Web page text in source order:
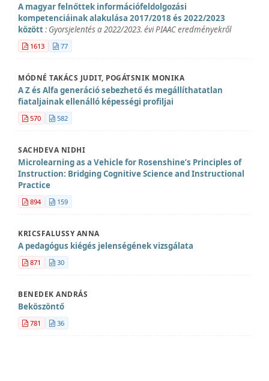
A magyar felnőttek információfeldolgozási
kompetenciáinak alakulása 2017/2018 és 2022/2023
között: Gyorsjelentés a 2022/2023. évi PIAAC eredményekről
1613 77
MÓDNÉ TAKÁCS JUDIT, POGÁTSNIK MONIKA
A Z és Alfa generáció sebezhető és megállíthatatlan
fiataljainak ellenálló képességi profiljai
570 582
SACHDEVA NIDHI
Microlearning as a Vehicle for Rosenshine’s Principles of
Instruction: Bridging Cognitive Science and Instructional
Practice
894 159
KRICSFALUSSY ANNA
A pedagógus kiégés jelenségének vizsgálata
871 30
BENEDEK ANDRÁS
Beköszöntő
781 36